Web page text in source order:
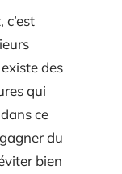
des
qui
ce
du
bien